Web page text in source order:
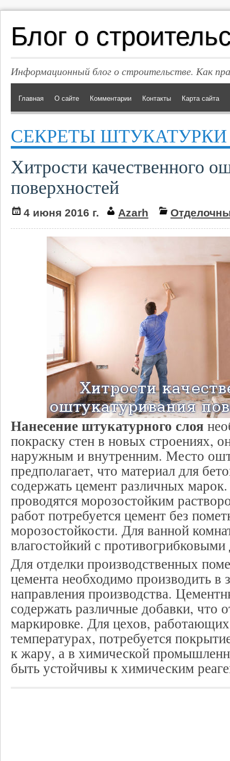
Блог о
Информационный блог о строительстве. Как
Главная О сайте Комментарии Контакты Карта сайта
СЕКРЕТЫ
Хитрости качественного
поверхностей
4 июня 2016 г. Azarh
Нанесение штукатурного слоя
покраску стен в новых строениях,
наружным и внутренним. Место
предполагает, что материал для
содержать цемент различных
проводятся морозостойким
работ потребуется цемент без
морозостойкости. Для ванной
влагостойкий с
Для отделки производственных
цемента необходимо производить в
направления производства.
содержать различные добавки, что
маркировке. Для цехов,
температурах, потребуется
к жару, а в химической
быть устойчивы к химическим